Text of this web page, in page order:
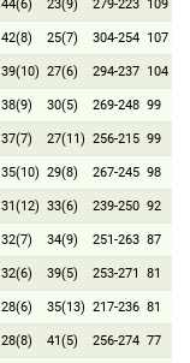
44(6) 23(9) 279-223 109
42(8) 25(7) 304-254 107
39(10) 27(6) 294-237 104
38(9) 30(5) 269-248 99
37(7) 27(11) 256-215 99
35(10) 29(8) 267-245 98
31(12) 33(6) 239-250 92
32(7) 34(9) 251-263 87
32(6) 39(5) 253-271 81
28(6) 35(13) 217-236 81
28(8) 41(5) 256-274 77